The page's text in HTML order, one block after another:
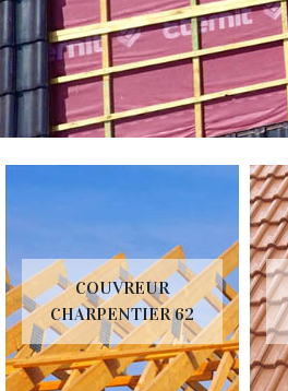
COUVREUR
CHARPENTIER 62